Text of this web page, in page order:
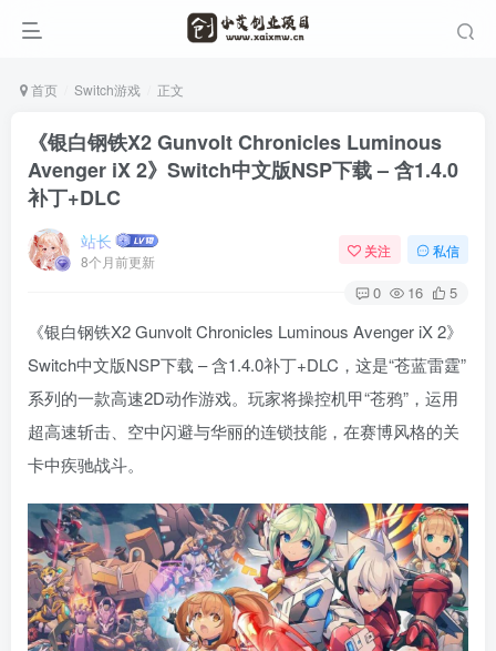
首页 Switch游戏 正文
《银白钢铁X2 Gunvolt Chronicles Luminous
Avenger iX 2》Switch中文版NSP下载 – 含1.4.0
补丁+DLC
站长
8个月前更新
关注 私信
0 16 5
《银白钢铁X2 Gunvolt Chronicles Luminous Avenger iX 2》
Switch中文版NSP下载 – 含1.4.0补丁+DLC，这是“苍蓝雷霆”
系列的一款高速2D动作游戏。玩家将操控机甲“苍鸦”，运用
超高速斩击、空中闪避与华丽的连锁技能，在赛博风格的关
卡中疾驰战斗。